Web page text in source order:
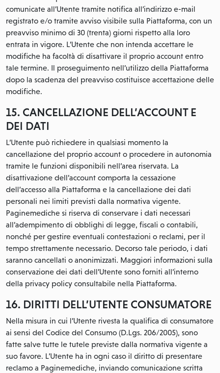
comunicate all’Utente tramite notifica all’indirizzo e-mail
registrato e/o tramite avviso visibile sulla Piattaforma, con un
preavviso minimo di 30 (trenta) giorni rispetto alla loro
entrata in vigore. L’Utente che non intenda accettare le
modifiche ha facoltà di disattivare il proprio account entro
tale termine. Il proseguimento nell’utilizzo della Piattaforma
dopo la scadenza del preavviso costituisce accettazione delle
modifiche.
15. CANCELLAZIONE DELL’ACCOUNT E
DEI DATI
L’Utente può richiedere in qualsiasi momento la
cancellazione del proprio account o procedere in autonomia
tramite le funzioni disponibili nell’area riservata. La
disattivazione dell’account comporta la cessazione
dell’accesso alla Piattaforma e la cancellazione dei dati
personali nei limiti previsti dalla normativa vigente.
Paginemediche si riserva di conservare i dati necessari
all’adempimento di obblighi di legge, fiscali o contabili,
nonché per gestire eventuali contestazioni o reclami, per il
tempo strettamente necessario. Decorso tale periodo, i dati
saranno cancellati o anonimizzati. Maggiori informazioni sulla
conservazione dei dati dell’Utente sono forniti all’interno
della privacy policy consultabile nella Piattaforma.
16. DIRITTI DELL’UTENTE CONSUMATORE
Nella misura in cui l’Utente rivesta la qualifica di consumatore
ai sensi del Codice del Consumo (D.Lgs. 206/2005), sono
fatte salve tutte le tutele previste dalla normativa vigente a
suo favore. L’Utente ha in ogni caso il diritto di presentare
reclamo a Paginemediche, inviando comunicazione scritta